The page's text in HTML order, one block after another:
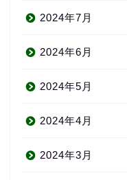
2024年7月
2024年6月
2024年5月
2024年4月
2024年3月